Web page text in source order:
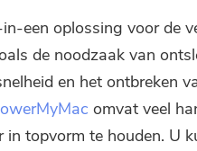
een oplossing voor de
de noodzaak van
en het ontbreken
omvat veel
in topvorm te houden. U